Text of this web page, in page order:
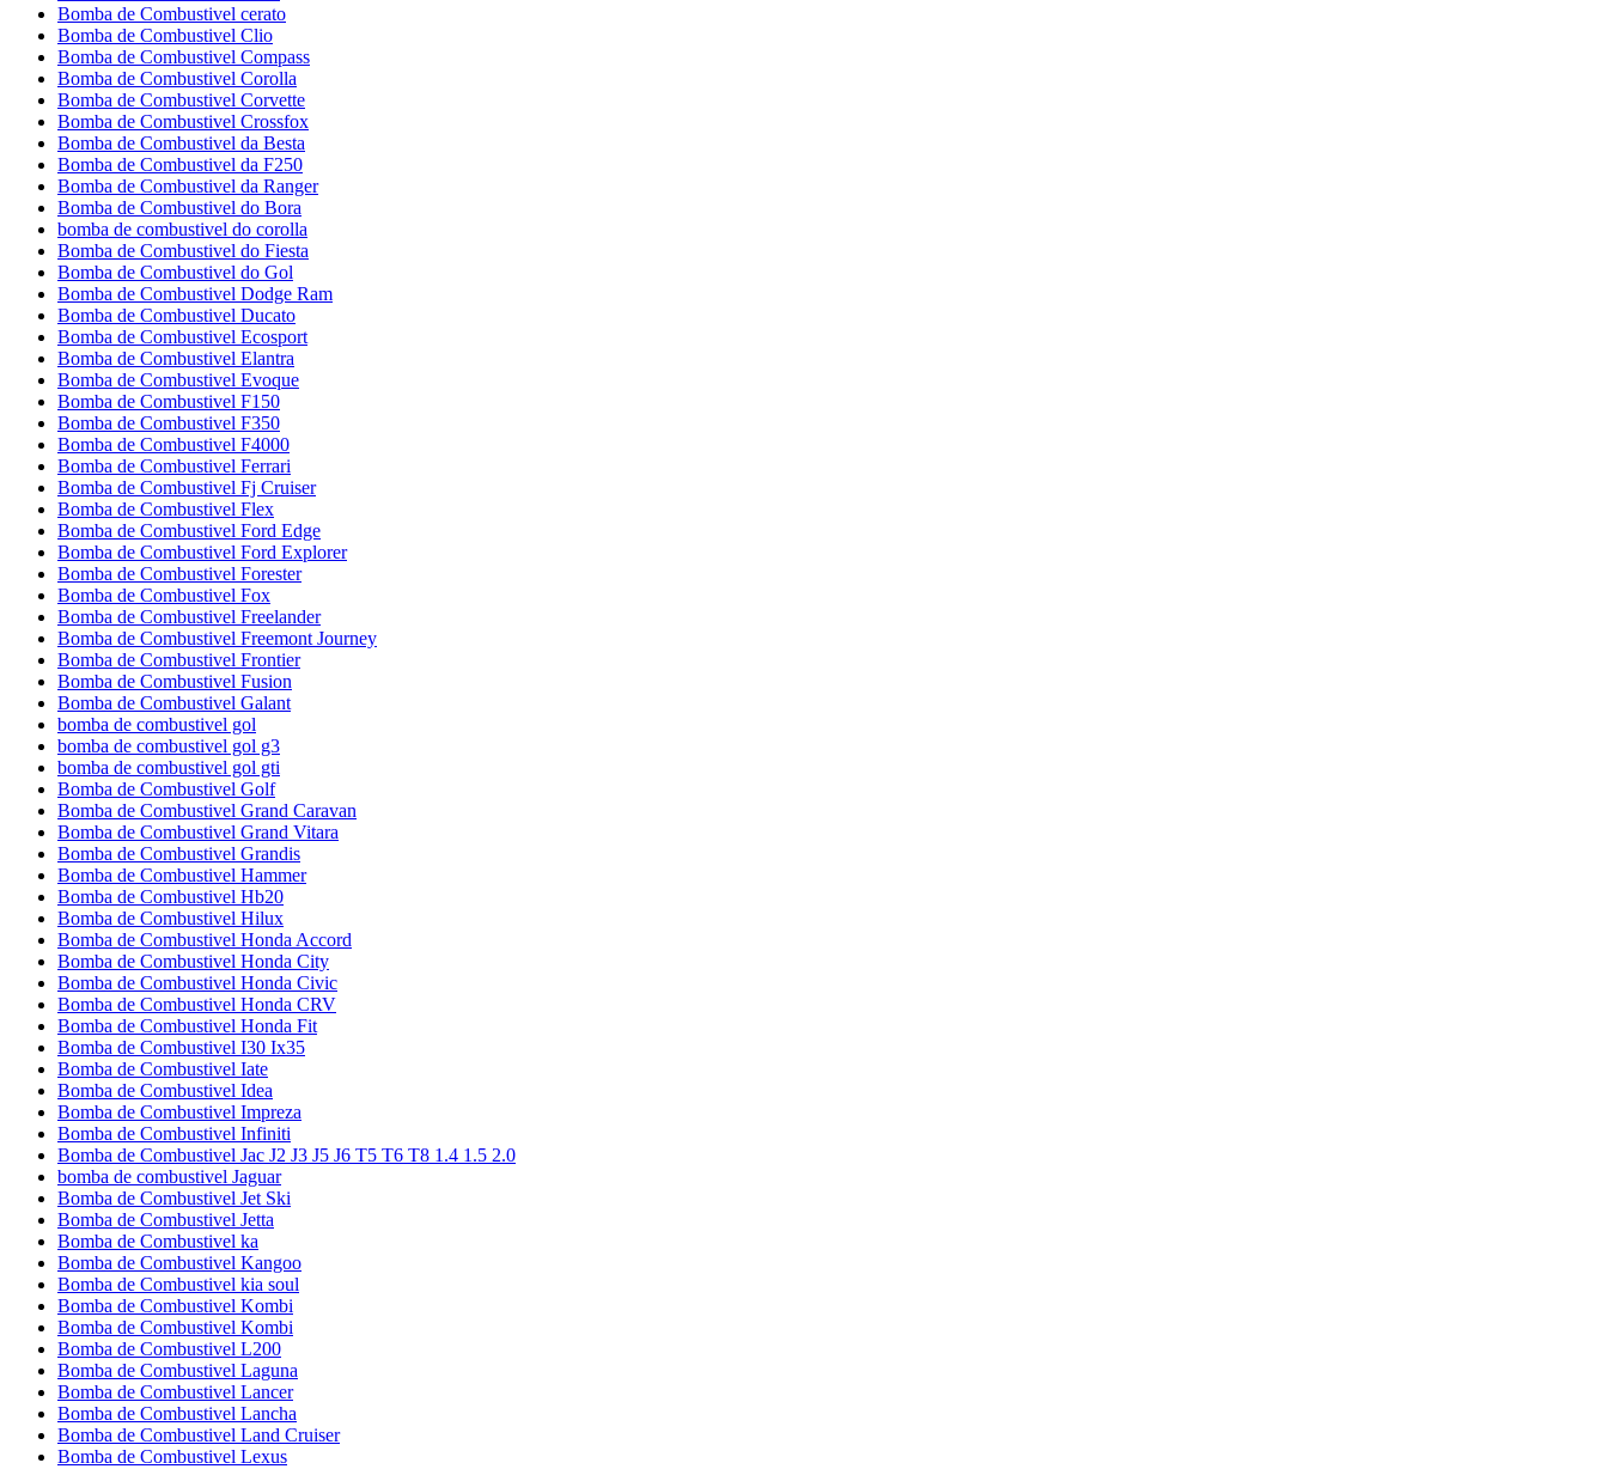
Bomba de Combustivel cerato
Bomba de Combustivel Clio
Bomba de Combustivel Compass
Bomba de Combustivel Corolla
Bomba de Combustivel Corvette
Bomba de Combustivel Crossfox
Bomba de Combustivel da Besta
Bomba de Combustivel da F250
Bomba de Combustivel da Ranger
Bomba de Combustivel do Bora
bomba de combustivel do corolla
Bomba de Combustivel do Fiesta
Bomba de Combustivel do Gol
Bomba de Combustivel Dodge Ram
Bomba de Combustivel Ducato
Bomba de Combustivel Ecosport
Bomba de Combustivel Elantra
Bomba de Combustivel Evoque
Bomba de Combustivel F150
Bomba de Combustivel F350
Bomba de Combustivel F4000
Bomba de Combustivel Ferrari
Bomba de Combustivel Fj Cruiser
Bomba de Combustivel Flex
Bomba de Combustivel Ford Edge
Bomba de Combustivel Ford Explorer
Bomba de Combustivel Forester
Bomba de Combustivel Fox
Bomba de Combustivel Freelander
Bomba de Combustivel Freemont Journey
Bomba de Combustivel Frontier
Bomba de Combustivel Fusion
Bomba de Combustivel Galant
bomba de combustivel gol
bomba de combustivel gol g3
bomba de combustivel gol gti
Bomba de Combustivel Golf
Bomba de Combustivel Grand Caravan
Bomba de Combustivel Grand Vitara
Bomba de Combustivel Grandis
Bomba de Combustivel Hammer
Bomba de Combustivel Hb20
Bomba de Combustivel Hilux
Bomba de Combustivel Honda Accord
Bomba de Combustivel Honda City
Bomba de Combustivel Honda Civic
Bomba de Combustivel Honda CRV
Bomba de Combustivel Honda Fit
Bomba de Combustivel I30 Ix35
Bomba de Combustivel Iate
Bomba de Combustivel Idea
Bomba de Combustivel Impreza
Bomba de Combustivel Infiniti
Bomba de Combustivel Jac J2 J3 J5 J6 T5 T6 T8 1.4 1.5 2.0
bomba de combustivel Jaguar
Bomba de Combustivel Jet Ski
Bomba de Combustivel Jetta
Bomba de Combustivel ka
Bomba de Combustivel Kangoo
Bomba de Combustivel kia soul
Bomba de Combustivel Kombi
Bomba de Combustivel Kombi
Bomba de Combustivel L200
Bomba de Combustivel Laguna
Bomba de Combustivel Lancer
Bomba de Combustivel Lancha
Bomba de Combustivel Land Cruiser
Bomba de Combustivel Lexus